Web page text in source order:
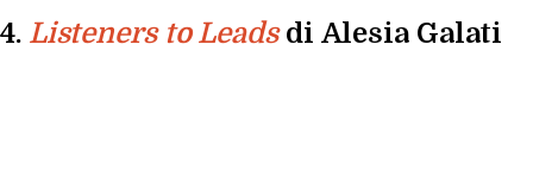
4. Listeners to Leadsdi Alesia Galati